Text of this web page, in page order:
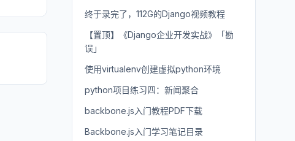
终于录完了，112G的Django视频教程
【置顶】《Django企业开发实战》「勘
误」
使用virtualenv创建虚拟python环境
python项目练习四：新闻聚合
backbone.js入门教程PDF下载
Backbone.js入门学习笔记目录